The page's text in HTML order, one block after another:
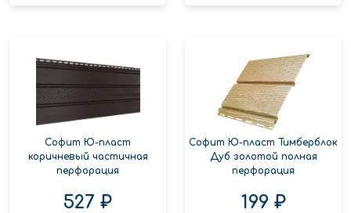
Софит Ю-пласт
коричневый частичная
перфорация
527 ₽
Софит Ю-пласт Тимберблок
Дуб золотой полная
перфорация
199 ₽